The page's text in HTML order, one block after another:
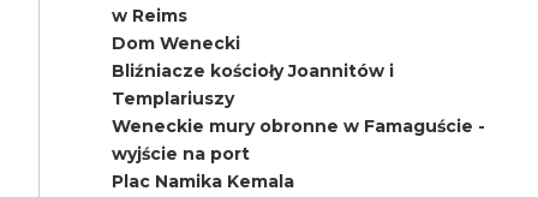
w Reims
Dom Wenecki
Bliźniacze kościoły Joannitów i
Templariuszy
Weneckie mury obronne w Famaguście -
wyjście na port
Plac Namika Kemala